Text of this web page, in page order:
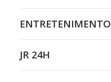
ENTRETENIMENTO
JR 24H